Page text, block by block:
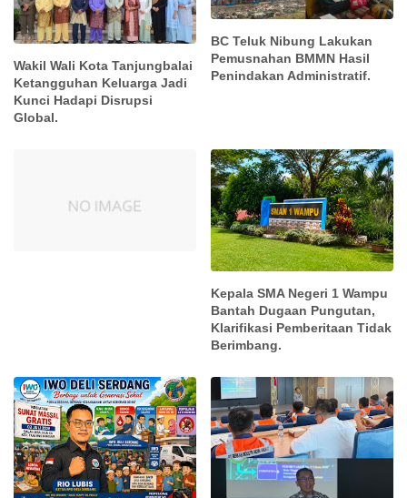
Wakil Wali Kota Tanjungbalai
Ketangguhan Keluarga Jadi
Kunci Hadapi Disrupsi
Global.
BC Teluk Nibung Lakukan
Pemusnahan BMMN Hasil
Penindakan Administratif.
Kepala SMA Negeri 1 Wampu
Bantah Dugaan Pungutan,
Klarifikasi Pemberitaan Tidak
Berimbang.